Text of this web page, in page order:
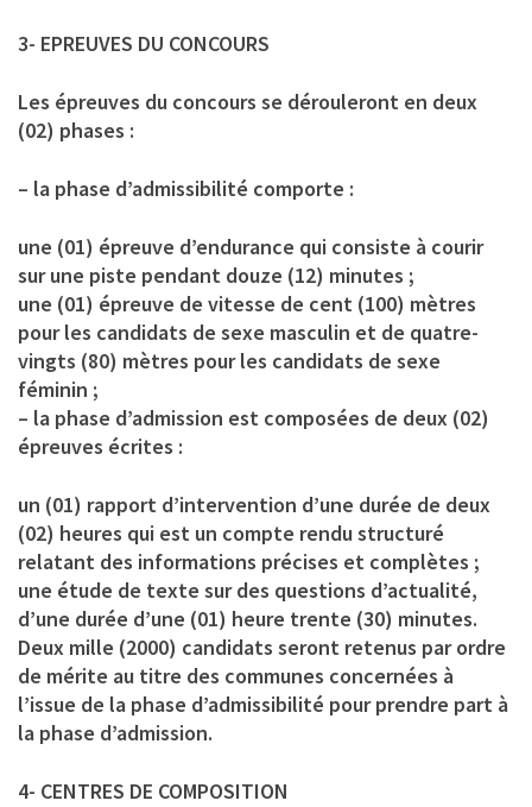
3- EPREUVES DU CONCOURS
Les épreuves du concours se dérouleront en deux
(02) phases :
– la phase d’admissibilité comporte :
une (01) épreuve d’endurance qui consiste à courir
sur une piste pendant douze (12) minutes ;
une (01) épreuve de vitesse de cent (100) mètres
pour les candidats de sexe masculin et de quatre-
vingts (80) mètres pour les candidats de sexe
féminin ;
– la phase d’admission est composées de deux (02)
épreuves écrites :
un (01) rapport d’intervention d’une durée de deux
(02) heures qui est un compte rendu structuré
relatant des informations précises et complètes ;
une étude de texte sur des questions d’actualité,
d’une durée d’une (01) heure trente (30) minutes.
Deux mille (2000) candidats seront retenus par ordre
de mérite au titre des communes concernées à
l’issue de la phase d’admissibilité pour prendre part à
la phase d’admission.
4- CENTRES DE COMPOSITION